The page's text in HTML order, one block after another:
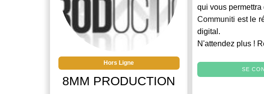
Hors Ligne
8MM PRODUCTION
qui vous
Communiti est le
digital.
N'attendez plus !
SE